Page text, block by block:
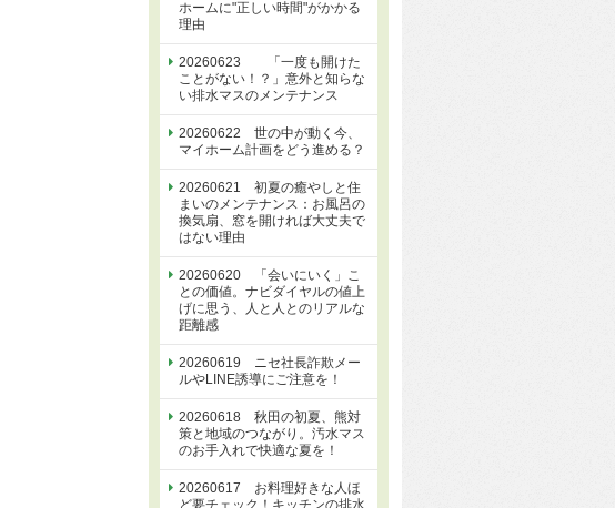
ホームに"正しい時間"がかかる
理由
20260623 「一度も開けた
ことがない！？」意外と知らな
い排水マスのメンテナンス
20260622 世の中が動く今、
マイホーム計画をどう進める？
20260621 初夏の癒やしと住
まいのメンテナンス：お風呂の
換気扇、窓を開ければ大丈夫で
はない理由
20260620 「会いにいく」こ
との価値。ナビダイヤルの値上
げに思う、人と人とのリアルな
距離感
20260619 ニセ社長詐欺メー
ルやLINE誘導にご注意を！
20260618 秋田の初夏、熊対
策と地域のつながり。汚水マス
のお手入れで快適な夏を！
20260617 お料理好きな人ほ
ど要チェック！キッチンの排水